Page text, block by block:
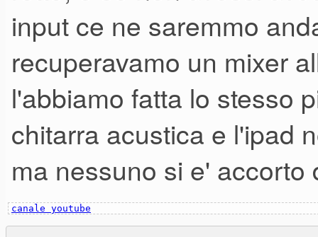
input ce ne saremmo
recuperavamo un mixer
l'abbiamo fatta lo stesso
chitarra acustica e l'ipad
ma nessuno si e' accorto
canale youtube